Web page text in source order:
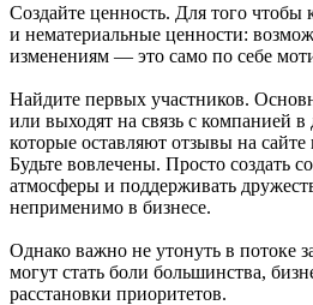
Создайте ценность. Для того
и нематериальные ценности:
изменениям — это само по себе
Найдите первых участников.
или выходят на связь с компанией
которые оставляют отзывы на
Будьте вовлечены. Просто создать
атмосферы и поддерживать
неприменимо в бизнесе.
Однако важно не утонуть в потоке
могут стать боли большинства,
расстановки приоритетов.